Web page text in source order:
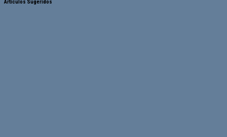
Artículos Sugeridos